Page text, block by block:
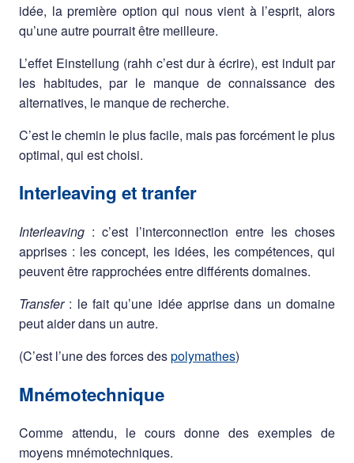
idée, la première option qui nous vient à l’esprit, alors
qu’une autre pourrait être meilleure.
L’effet Einstellung (rahh c’est dur à écrire), est induit par
les habitudes, par le manque de connaissance des
alternatives, le manque de recherche.
C’est le chemin le plus facile, mais pas forcément le plus
optimal, qui est choisi.
Interleaving et tranfer
Interleaving : c’est l’interconnection entre les choses
apprises : les concept, les idées, les compétences, qui
peuvent être rapprochées entre différents domaines.
Transfer: le fait qu’une idée apprise dans un domaine
peut aider dans un autre.
(C’est l’une des forces despolymathes)
Mnémotechnique
Comme attendu, le cours donne des exemples de
moyens mnémotechniques.